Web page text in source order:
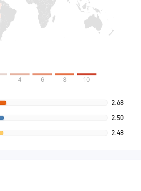
4 6 8 10
2.68
2.50
2.48